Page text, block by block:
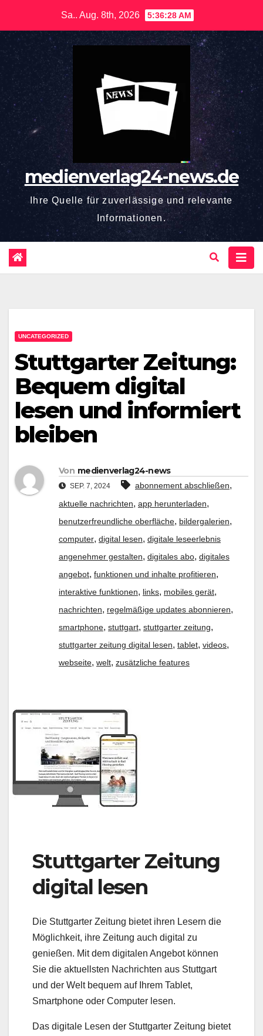
springen
Sa.. Aug. 8th, 2026 5:36:29 AM
medienverlag24-news.de
Ihre Quelle für zuverlässige und relevante
Informationen.
UNCATEGORIZED
Stuttgarter Zeitung:
Bequem digital
lesen und informiert
bleiben
Von medienverlag24-news
SEP. 7, 2024 abonnement abschließen,
aktuelle nachrichten, app herunterladen,
benutzerfreundliche oberfläche, bildergalerien,
computer, digital lesen, digitale leseerlebnis
angenehmer gestalten, digitales abo, digitales
angebot, funktionen und inhalte profitieren,
interaktive funktionen, links, mobiles gerät,
nachrichten, regelmäßige updates abonnieren,
smartphone, stuttgart, stuttgarter zeitung,
stuttgarter zeitung digital lesen, tablet, videos,
webseite, welt, zusätzliche features
Stuttgarter Zeitung
digital lesen
Die Stuttgarter Zeitung bietet ihren Lesern die
Möglichkeit, ihre Zeitung auch digital zu
genießen. Mit dem digitalen Angebot können
Sie die aktuellsten Nachrichten aus Stuttgart
und der Welt bequem auf Ihrem Tablet,
Smartphone oder Computer lesen.
Das digitale Lesen der Stuttgarter Zeitung bietet